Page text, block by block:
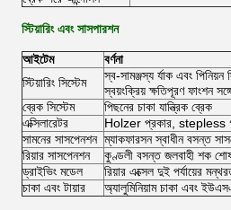
স্টিয়ারিং এবং সাসপারশন
আইটেম
বর্ণনা
স্টিয়ারিং সিস্টেম
স্ব-সামঞ্জস্য র্যাক এবং পিনিয়ন
স্বয়ংক্রিয় ক্ষতিপূরণ ফাংশন
ব্রেক সিস্টেম
পিছনের চাকা যান্ত্রিক ব্রেক
এক্সিলারেটর
Holzer প্রকার, stepless
সামনের সাসপেনশন ম্যাকফারসন স্বাধীন বসন্ত
রিয়ার সাসপেনশন
কুণ্ডলী বসন্ত জলবাহী শক
ড্রাইভিং মডেল
রিয়ার এক্সেল দুই পর্যায়ের
চাকা এবং টায়ার
অ্যালুমিনিয়াম চাকা এবং